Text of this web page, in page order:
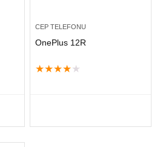
CEP TELEFONU
OnePlus 12R
★★★★ ★